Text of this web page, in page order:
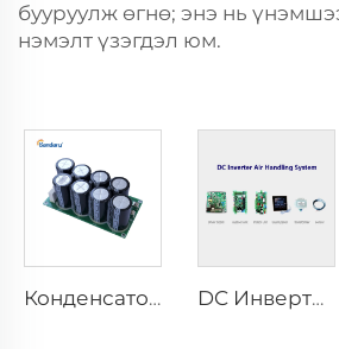
бууруулж өгнө; энэ нь
нэмэлт үзэгдэл юм.
Конденсаторын зочид FCC03 DC Инвертер Хавтаасын Үйлдвэрлэлийн Бодлого